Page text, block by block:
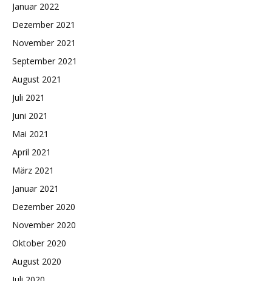
Januar 2022
Dezember 2021
November 2021
September 2021
August 2021
Juli 2021
Juni 2021
Mai 2021
April 2021
März 2021
Januar 2021
Dezember 2020
November 2020
Oktober 2020
August 2020